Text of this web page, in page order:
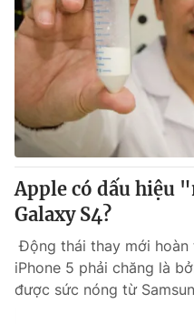
Apple có dấu hiệu
Galaxy S4?
Động thái thay mới hoàn
iPhone 5 phải chăng là
được sức nóng từ